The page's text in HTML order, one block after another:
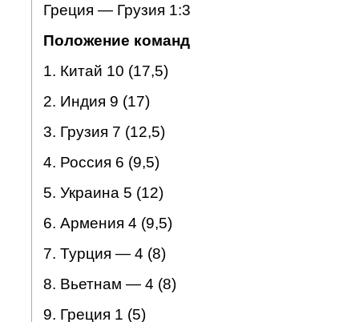
Греция — Грузия 1:3
Положение команд
1. Китай 10 (17,5)
2. Индия 9 (17)
3. Грузия 7 (12,5)
4. Россия 6 (9,5)
5. Украина 5 (12)
6. Армения 4 (9,5)
7. Турция — 4 (8)
8. Вьетнам — 4 (8)
9. Греция 1 (5)